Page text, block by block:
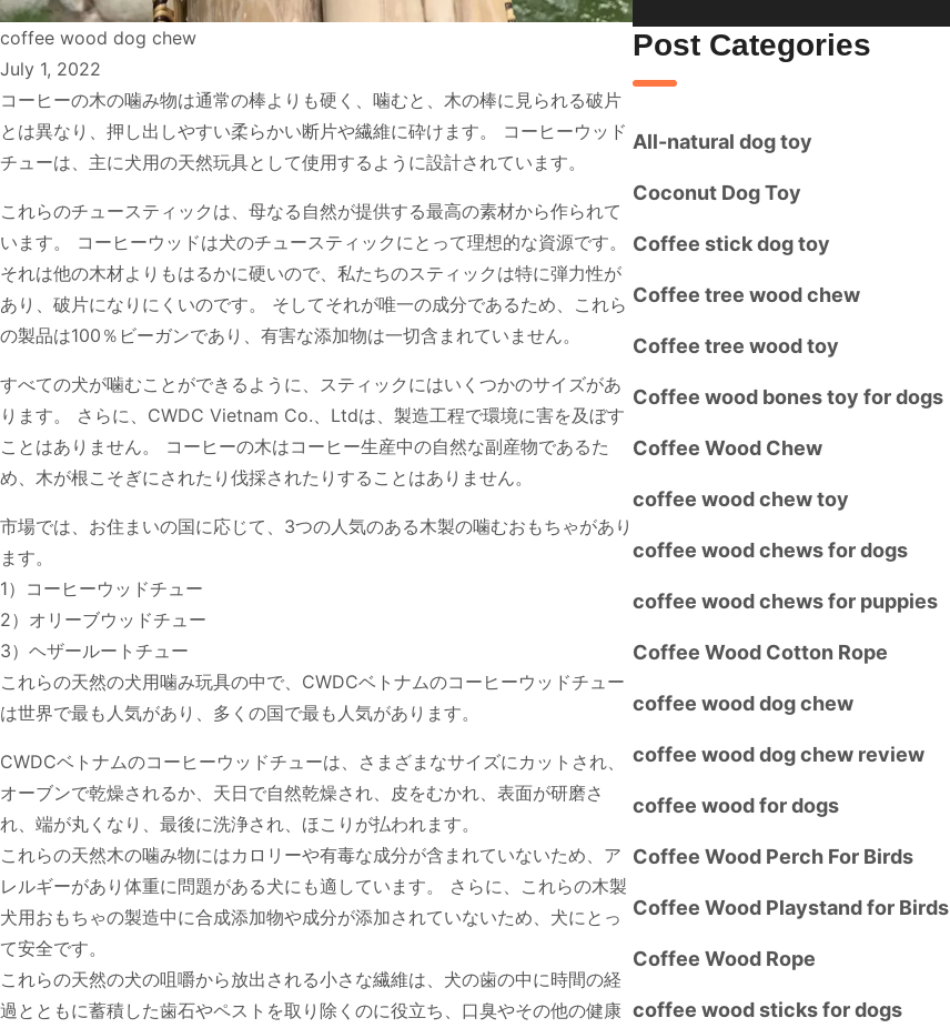
coffee wood dog chew
July 1, 2022
コーヒーの木の噛み物は通常の棒よりも硬く、噛むと、木の棒に見られる破片
とは異なり、押し出しやすい柔らかい断片や繊維に砕けます。 コーヒーウッド
チューは、主に犬用の天然玩具として使用するように設計されています。
これらのチュースティックは、母なる自然が提供する最高の素材から作られて
います。 コーヒーウッドは犬のチュースティックにとって理想的な資源です。
それは他の木材よりもはるかに硬いので、私たちのスティックは特に弾力性が
あり、破片になりにくいのです。 そしてそれが唯一の成分であるため、これら
の製品は100％ビーガンであり、有害な添加物は一切含まれていません。
すべての犬が噛むことができるように、スティックにはいくつかのサイズがあ
ります。 さらに、CWDC Vietnam Co.、Ltdは、製造工程で環境に害を及ぼす
ことはありません。 コーヒーの木はコーヒー生産中の自然な副産物であるた
め、木が根こそぎにされたり伐採されたりすることはありません。
市場では、お住まいの国に応じて、3つの人気のある木製の噛むおもちゃがあり
ます。
1）コーヒーウッドチュー
2）オリーブウッドチュー
3）ヘザールートチュー
これらの天然の犬用噛み玩具の中で、CWDCベトナムのコーヒーウッドチュー
は世界で最も人気があり、多くの国で最も人気があります。
CWDCベトナムのコーヒーウッドチューは、さまざまなサイズにカットされ、
オーブンで乾燥されるか、天日で自然乾燥され、皮をむかれ、表面が研磨さ
れ、端が丸くなり、最後に洗浄され、ほこりが払われます。
これらの天然木の噛み物にはカロリーや有毒な成分が含まれていないため、ア
レルギーがあり体重に問題がある犬にも適しています。 さらに、これらの木製
犬用おもちゃの製造中に合成添加物や成分が添加されていないため、犬にとっ
て安全です。
これらの天然の犬の咀嚼から放出される小さな繊維は、犬の歯の中に時間の経
過とともに蓄積した歯石やペストを取り除くのに役立ち、口臭やその他の健康
Post Categories
All-natural dog toy
Coconut Dog Toy
Coffee stick dog toy
Coffee tree wood chew
Coffee tree wood toy
Coffee wood bones toy for dogs
Coffee Wood Chew
coffee wood chew toy
coffee wood chews for dogs
coffee wood chews for puppies
Coffee Wood Cotton Rope
coffee wood dog chew
coffee wood dog chew review
coffee wood for dogs
Coffee Wood Perch For Birds
Coffee Wood Playstand for Birds
Coffee Wood Rope
coffee wood sticks for dogs